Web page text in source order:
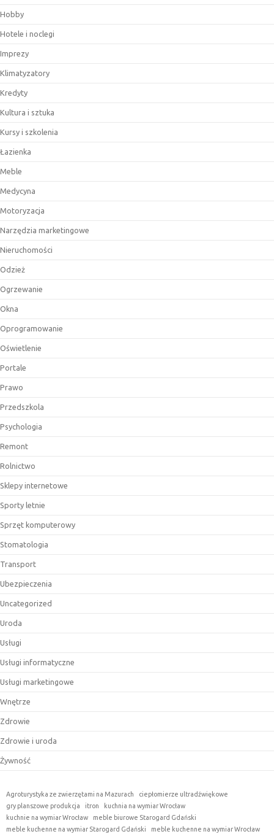
Hobby
Hotele i noclegi
Imprezy
Klimatyzatory
Kredyty
Kultura i sztuka
Kursy i szkolenia
Łazienka
Meble
Medycyna
Motoryzacja
Narzędzia marketingowe
Nieruchomości
Odzież
Ogrzewanie
Okna
Oprogramowanie
Oświetlenie
Portale
Prawo
Przedszkola
Psychologia
Remont
Rolnictwo
Sklepy internetowe
Sporty letnie
Sprzęt komputerowy
Stomatologia
Transport
Ubezpieczenia
Uncategorized
Uroda
Usługi
Usługi informatyczne
Usługi marketingowe
Wnętrze
Zdrowie
Zdrowie i uroda
Żywność
Agroturystyka ze zwierzętami na Mazurach
ciepłomierze ultradźwiękowe
gry planszowe produkcja
itron
kuchnia na wymiar Wrocław
kuchnie na wymiar Wrocław
meble biurowe Starogard Gdański
meble kuchenne na wymiar Starogard Gdański
meble kuchenne na wymiar Wrocław